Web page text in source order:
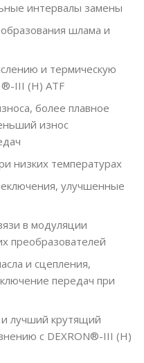
интервалы замены
шлама и
и термическую
®-III (H) ATF
более плавное
износ
низких температурах
улучшенные
в модуляции
преобразователей
и сцепления,
передач при
лучший крутящий
с DEXRON®-III (H)